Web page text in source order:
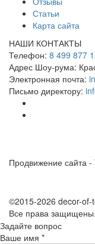
Статьи
Карта сайта
НАШИ КОНТАКТЫ
Телефон: 8 499 877
Адрес Шоу-рума:
Электронная почта:
Письмо директору:
Продвижение сайта -
©2015-2026 decor-of-
Все права защищены.
Задайте вопрос
Ваше имя *